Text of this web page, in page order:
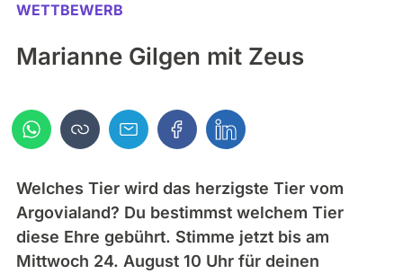
WETTBEWERB
Marianne Gilgen mit Zeus
Welches Tier wird das herzigste Tier vom
Argovialand? Du bestimmst welchem Tier
diese Ehre gebührt. Stimme jetzt bis am
Mittwoch 24. August 10 Uhr für deinen